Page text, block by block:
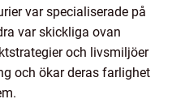
var specialiserade på
var skickliga ovan
och livsmiljöer
och ökar deras farlighet